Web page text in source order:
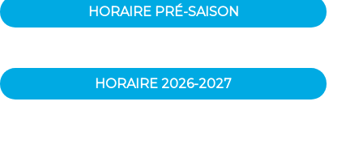
HORAIRE PRÉ-SAISON
HORAIRE 2026-2027